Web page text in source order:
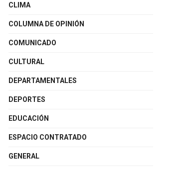
CLIMA
COLUMNA DE OPINIÓN
COMUNICADO
CULTURAL
DEPARTAMENTALES
DEPORTES
EDUCACIÓN
ESPACIO CONTRATADO
GENERAL